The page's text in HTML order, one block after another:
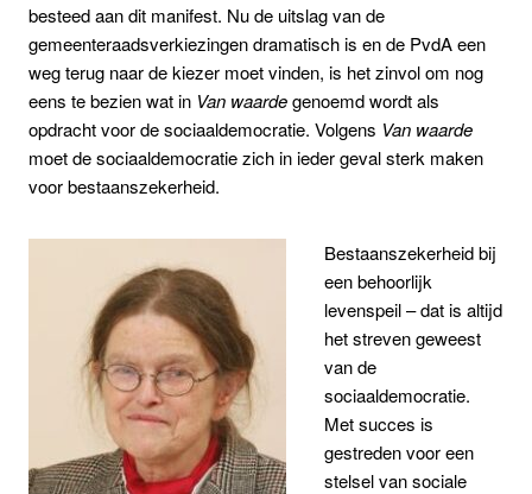
besteed aan dit manifest. Nu de uitslag van de
gemeenteraadsverkiezingen dramatisch is en de PvdA een
weg terug naar de kiezer moet vinden, is het zinvol om nog
eens te bezien wat in Van waardegenoemd wordt als
opdracht voor de sociaaldemocratie. Volgens Van waarde
moet de sociaaldemocratie zich in ieder geval sterk maken
voor bestaanszekerheid.
Bestaanszekerheid bij
een behoorlijk
levenspeil – dat is altijd
het streven geweest
van de
sociaaldemocratie.
Met succes is
gestreden voor een
stelsel van sociale